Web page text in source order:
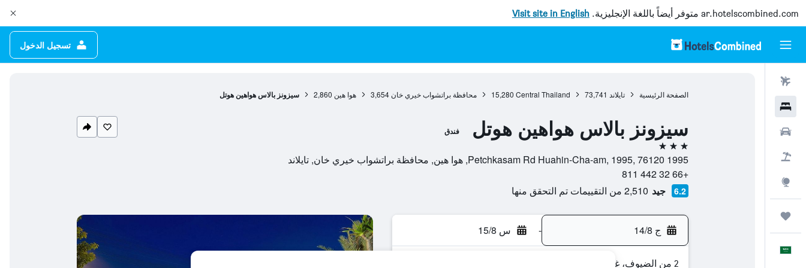
ar.hotelscombined.com متوفر أيضاً باللغة الإنجليزية. Visit site in English
تسجيل الدخول
الصفحة الرئيسية تايلاند 73,741
Central Thailand
15,280 محافظة براتشواب خيري خان 3,654 هوا هين 2,860 سيزونز بالاس هواهين هوتل
سيزونز بالاس هواهين هوتل فندق
3 نجوم
1995 Petchkasam Rd Huahin-Cha-am, 1995, 76120, هوا هين, محافظة براتشواب خيري خان, تايلاند
+66 32 442 811
6.2 جيد 2,510 من التقييمات تم التحقق منها
ج 14/8 - س 15/8
2 من الضيوف، غرفة واحدة